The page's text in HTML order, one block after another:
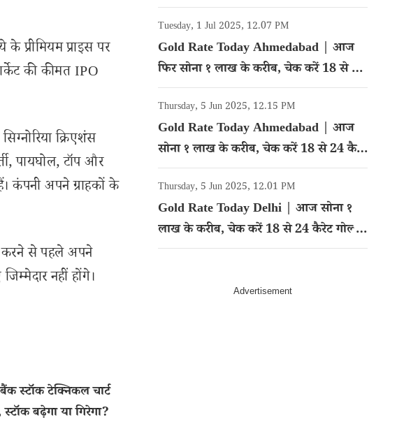
प्रीमियम प्राइस पर
की कीमत IPO
क्रिएशंस
पायघोल, टॉप और
कंपनी अपने ग्राहकों के
करने से पहले अपने
नहीं होंगे।
स्टॉक टेक्निकल चार्ट
स्टॉक बढ़ेगा या गिरेगा?
गोल्ड का रेट
Tuesday, 1 Jul 2025, 12.07 PM
Gold Rate Today Ahmedabad | आज
फिर सोना १ लाख के करीब, चेक करें 18 से 24
कैरेट गोल्ड का रेट
Thursday, 5 Jun 2025, 12.15 PM
Gold Rate Today Ahmedabad | आज
सोना १ लाख के करीब, चेक करें 18 से 24 कैरेट
गोल्ड का रेट
Thursday, 5 Jun 2025, 12.01 PM
Gold Rate Today Delhi | आज सोना १
लाख के करीब, चेक करें 18 से 24 कैरेट गोल्ड
का रेट